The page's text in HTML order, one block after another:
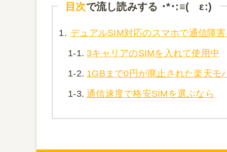
目次で流し読みする ･*･:≡( ε:)
1. デュアルSIM対応のスマホで通信障
1-1. 3キャリアのSIMを入れて使用中
1-2. 1GBまで0円が廃止された楽天モ
1-3. 通信速度で格安SIMを選ぶなら